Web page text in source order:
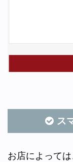
ス
お店によっては